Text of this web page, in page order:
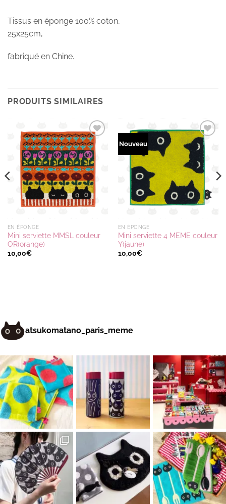
Tissus en éponge 100% coton,
25x25cm,
fabriqué en Chine.
PRODUITS SIMILAIRES
Ajouter
à la
wishlist
EN ÉPONGE
Mini serviette MMSL couleur
OR(orange)
10,00€
Nouveau
Ajouter
à la
wishlist
EN ÉPONGE
Mini serviette 4 MEME couleur
Y(jaune)
10,00€
atsukomatano_paris_meme